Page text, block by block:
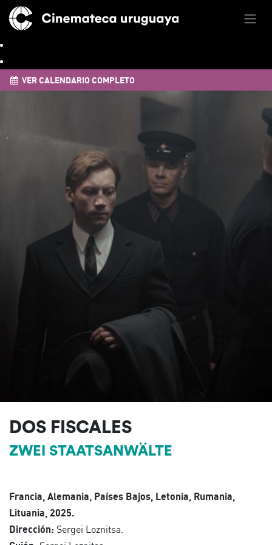
VER CALENDARIO COMPLETO
DOS FISCALES
ZWEI STAATSANWÄLTE
Francia, Alemania, Países Bajos, Letonia, Rumania,
Lituania, 2025.
Dirección: Sergei Loznitsa.